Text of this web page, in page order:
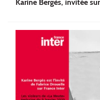
Karine Bergès, invitée